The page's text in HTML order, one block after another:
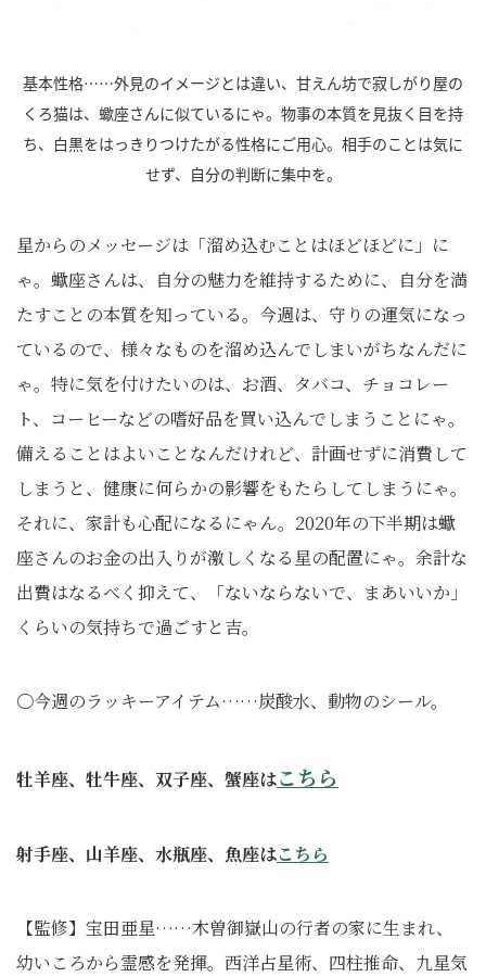
基本性格……外見のイメージとは違い、甘えん坊で寂しがり屋の
くろ猫は、蠍座さんに似ているにゃ。物事の本質を見抜く目を持
ち、白黒をはっきりつけたがる性格にご用心。相手のことは気に
せず、自分の判断に集中を。
星からのメッセージは「溜め込むことはほどほどに」に
ゃ。蠍座さんは、自分の魅力を維持するために、自分を満
たすことの本質を知っている。今週は、守りの運気になっ
ているので、様々なものを溜め込んでしまいがちなんだに
ゃ。特に気を付けたいのは、お酒、タバコ、チョコレー
ト、コーヒーなどの嗜好品を買い込んでしまうことにゃ。
備えることはよいことなんだけれど、計画せずに消費して
しまうと、健康に何らかの影響をもたらしてしまうにゃ。
それに、家計も心配になるにゃん。2020年の下半期は蠍
座さんのお金の出入りが激しくなる星の配置にゃ。余計な
出費はなるべく抑えて、「ないならないで、まあいいか」
くらいの気持ちで過ごすと吉。
〇今週のラッキーアイテム……炭酸水、動物のシール。
牡羊座、牡牛座、双子座、蟹座はこちら
射手座、山羊座、水瓶座、魚座はこちら
【監修】宝田亜星……木曽御嶽山の行者の家に生まれ、
幼いころから霊感を発揮。西洋占星術、四柱推命、九星気